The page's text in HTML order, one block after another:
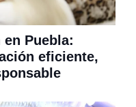
Puebla:
eficiente,